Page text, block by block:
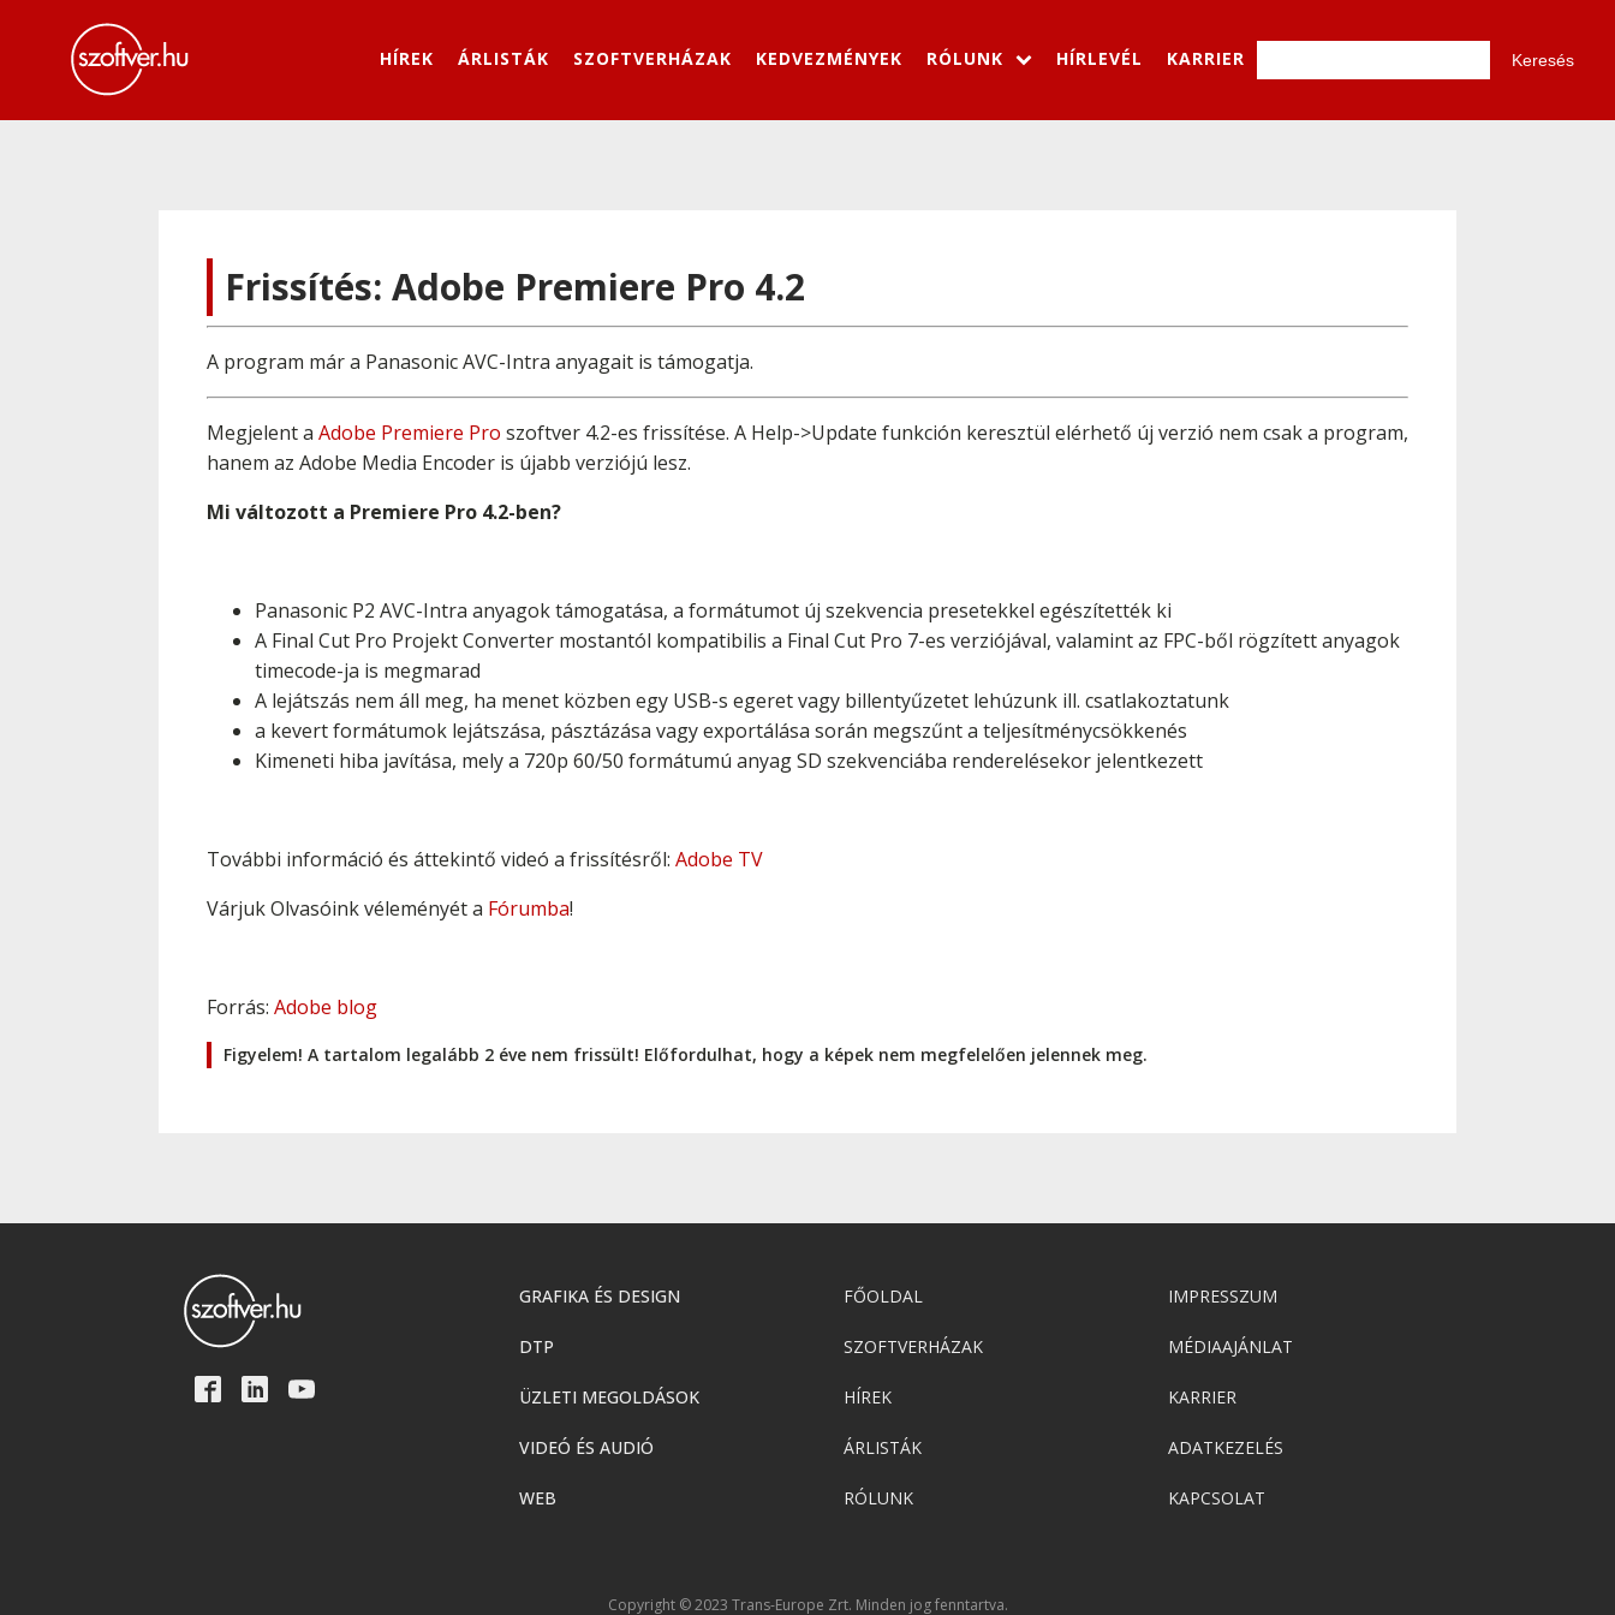
HÍREK ÁRLISTÁK SZOFTVERHÁZAK KEDVEZMÉNYEK RÓLUNK HÍRLEVÉL KARRIER
Frissítés: Adobe Premiere Pro 4.2
A program már a Panasonic AVC-Intra anyagait is támogatja.
Megjelent a Adobe Premiere Pro szoftver 4.2-es frissítése. A Help->Update funkción keresztül elérhető új verzió nem csak a program,
hanem az Adobe Media Encoder is újabb verziójú lesz.
Mi változott a Premiere Pro 4.2-ben?
Panasonic P2 AVC-Intra anyagok támogatása, a formátumot új szekvencia presetekkel egészítették ki
A Final Cut Pro Projekt Converter mostantól kompatibilis a Final Cut Pro 7-es verziójával, valamint az FPC-ből rögzített anyagok
timecode-ja is megmarad
A lejátszás nem áll meg, ha menet közben egy USB-s egeret vagy billentyűzetet lehúzunk ill. csatlakoztatunk
a kevert formátumok lejátszása, pásztázása vagy exportálása során megszűnt a teljesítménycsökkenés
Kimeneti hiba javítása, mely a 720p 60/50 formátumú anyag SD szekvenciába renderelésekor jelentkezett
További információ és áttekintő videó a frissítésről: Adobe TV
Várjuk Olvasóink véleményét a Fórumba!
Forrás: Adobe blog
Figyelem! A tartalom legalább 2 éve nem frissült! Előfordulhat, hogy a képek nem megfelelően jelennek meg.
GRAFIKA ÉS DESIGN
DTP
ÜZLETI MEGOLDÁSOK
VIDEÓ ÉS AUDIÓ
WEB
FŐOLDAL
SZOFTVERHÁZAK
HÍREK
ÁRLISTÁK
RÓLUNK
IMPRESSZUM
MÉDIAAJÁNLAT
KARRIER
ADATKEZELÉS
KAPCSOLAT
Copyright © 2023 Trans-Europe Zrt. Minden jog fenntartva.